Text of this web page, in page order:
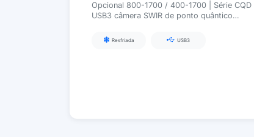
Opcional 800-1700 / 400-1700 | Série CQD |
USB3 câmera SWIR de ponto quântico
Resfriada USB3